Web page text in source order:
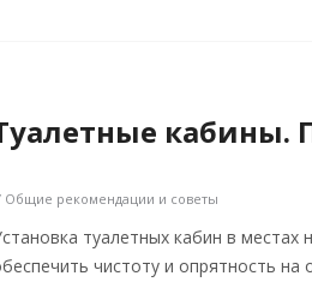
Общие рекомендации и советы
туалетных кабин в
чистоту и опрятность